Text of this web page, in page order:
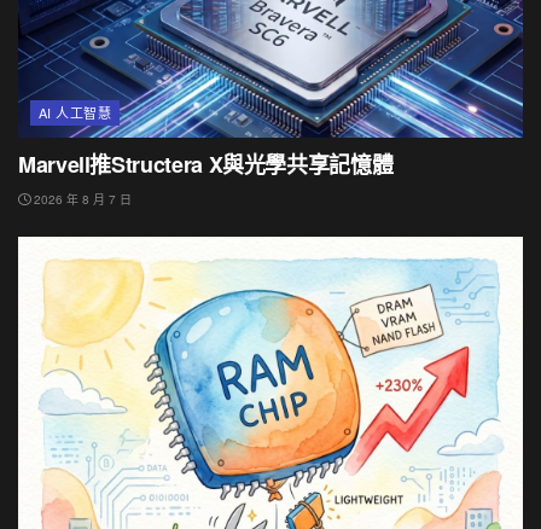
AI 人工智慧
Marvell推Structera X與光學共享記憶體
2026 年 8 月 7 日